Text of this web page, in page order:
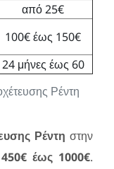
Ρέντη
από 25€
100€ έως 150€
24 μήνες έως 60
Ρέντη στην
έως 1000€.